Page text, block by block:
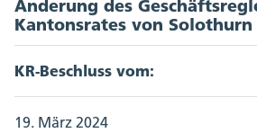
Änderung des
Kantonsrates von Solothurn
KR-Beschluss vom:
19. März 2024